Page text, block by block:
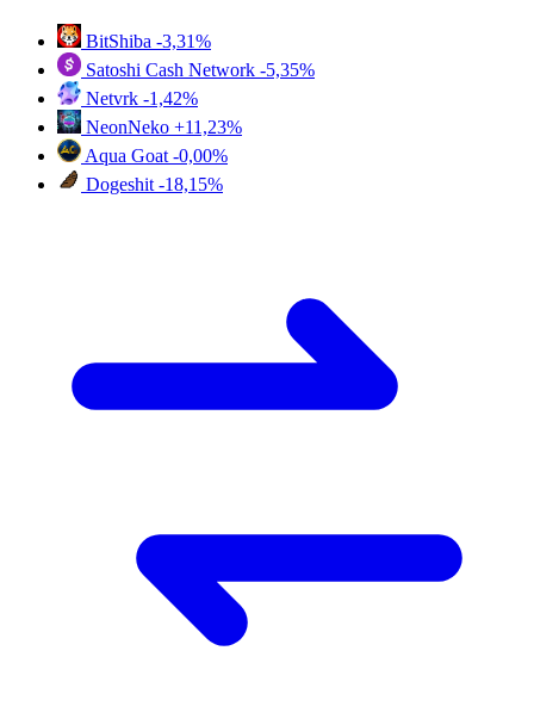
BitShiba -3,31%
Satoshi Cash Network -5,35%
Netvrk -1,42%
NeonNeko +11,23%
Aqua Goat -0,00%
Dogeshit -18,15%